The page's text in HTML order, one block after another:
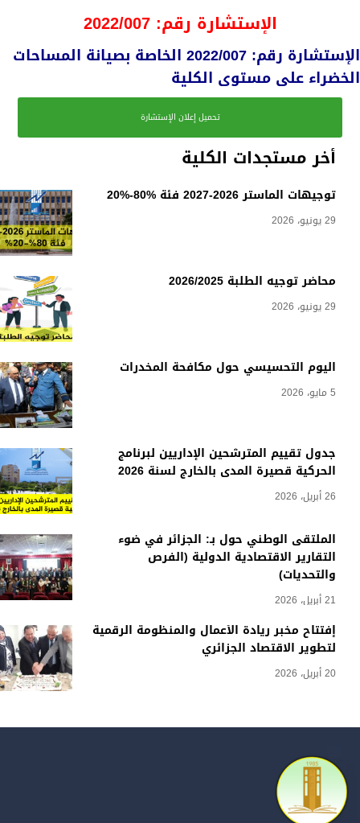
أخر مستجدات الكلية
توجيهات الماستر 2026-2027 فئة %80-%20
29 يونيو، 2026
محاضر توجيه الطلبة 2026/2025
29 يونيو، 2026
اليوم التحسيسي حول مكافحة المخدرات
5 مايو، 2026
جدول تقييم المترشحين الإداريين لبرنامج
الحركية قصيرة المدى بالخارج لسنة 2026
26 أبريل، 2026
الملتقى الوطني حول بـ: الجزائر في ضوء
التقارير الاقتصادية الدولية (الفرص
والتحديات)
21 أبريل، 2026
إفتتاح مخبر ريادة الأعمال والمنظومة الرقمية
لتطوير الاقتصاد الجزائري
20 أبريل، 2026
الإستشارة رقم: 2022/007
الإستشارة رقم: 2022/007 الخاصة بصيانة المساحات
الخضراء على مستوى الكلية
تحميل إعلان الإستشارة